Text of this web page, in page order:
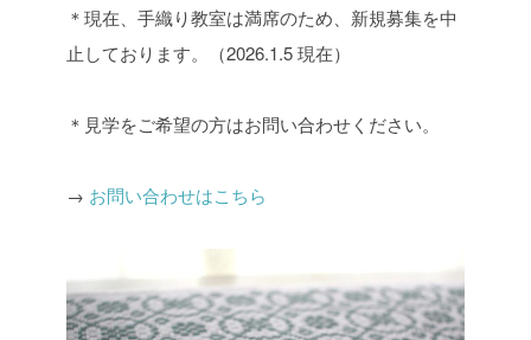
＊現在、手織り教室は満席のため、新規募集を中
止しております。（2026.1.5 現在）
＊見学をご希望の方はお問い合わせください。
→ お問い合わせはこちら